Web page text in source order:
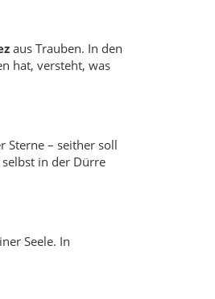
aus Trauben. In den
hat, versteht, was
Sterne – seither soll
in der Dürre
Seele. In